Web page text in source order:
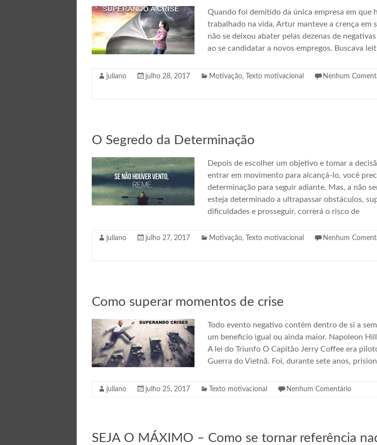
Quando foi demitido da única empresa em que
trabalhado na vida, Artur manteve a crença em
não se deixou abater pelas dezenas de
ao se candidatar a novos empregos. Buscava
juliano julho 28, 2017 Motivação, Texto motivacional Nenhum
O Segredo da Determinação
Depois de escolher um objetivo e tomar a
entrar em movimento para alcançá-lo, você
determinação para seguir adiante. Mas, a não
esteja determinado a ultrapassar obstáculos,
dificuldades e prosseguir, correrá o risco de
juliano julho 27, 2017 Motivação, Texto motivacional Nenhum
Como superar momentos de crise
Todo evento negativo contém dentro de si a
um beneficio igual ou ainda maior. Napoleon
A lei do Triunfo O Capitão Jerry Coffee era
Guerra do Vietnã. Foi, durante sete anos,
juliano julho 25, 2017 Texto motivacional Nenhum Comentário
SEJA O MÁXIMO – Como se tornar referência